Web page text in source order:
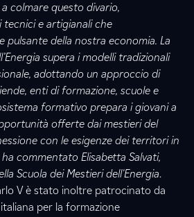
colmare questo divario,
tecnici e artigianali che
pulsante della nostra economia. La
supera i modelli tradizionali
adottando un approccio di
enti di formazione, scuole e
formativo prepara i giovani a
offerte dai mestieri del
con le esigenze dei territori in
commentato Elisabetta Salvati,
Scuola dei Mestieri dell'Energia.
V è stato inoltre patrocinato da
italiana per la formazione